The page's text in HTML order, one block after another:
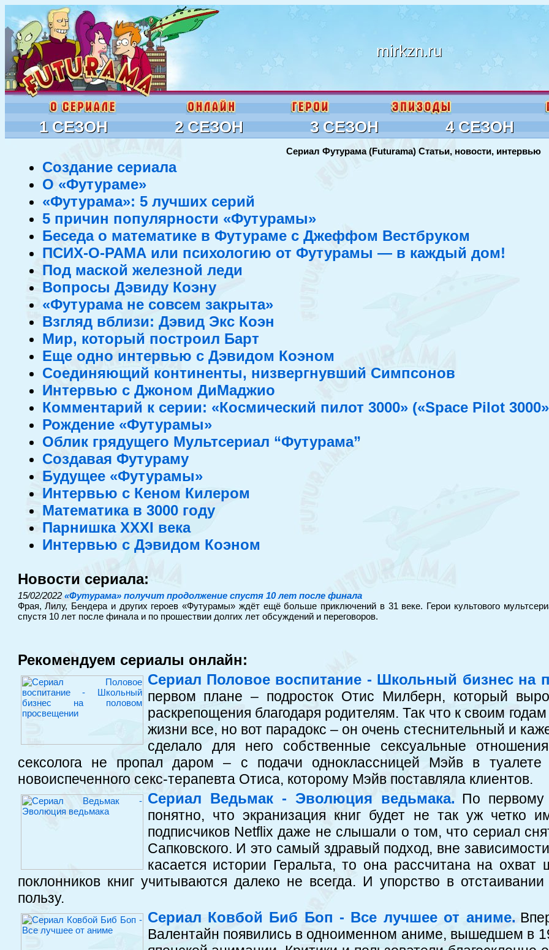
mirkzn.ru
1 СЕЗОН 2 СЕЗОН 3 СЕЗОН 4 СЕЗОН
Сериал Футурама (Futurama) Статьи, новости, интервью
Создание сериала
О «Футураме»
«Футурама»: 5 лучших серий
5 причин популярности «Футурамы»
Беседа о математике в Футураме с Джеффом Вестбруком
ПСИХ-О-РАМА или психологию от Футурамы — в каждый дом!
Под маской железной леди
Вопросы Дэвиду Коэну
«Футурама не совсем закрыта»
Взгляд вблизи: Дэвид Экс Коэн
Мир, который построил Барт
Еще одно интервью с Дэвидом Коэном
Соединяющий континенты, низвергнувший Симпсонов
Интервью с Джоном ДиМаджио
Комментарий к серии: «Космический пилот 3000» («Space Pilot
Рождение «Футурамы»
Облик грядущего Мультсериал “Футурама”
Создавая Футураму
Будущее «Футурамы»
Интервью с Кеном Килером
Математика в 3000 году
Парнишка XXXI века
Интервью с Дэвидом Коэном
Новости сериала:
15/02/2022 «Футурама» получит продолжение спустя 10 лет после финала
Фрая, Лилу, Бендера и других героев «Футурамы» ждёт ещё больше приключений в 31 веке. Герои культового
спустя 10 лет после финала и по прошествии долгих лет обсуждений и переговоров.
Рекомендуем сериалы онлайн:
Сериал Половое воспитание - Школьный бизнес на
первом плане – подросток Отис Милберн, который
раскрепощения благодаря родителям. Так что к своим
жизни все, но вот парадокс – он очень стеснительный и
сделало для него собственные сексуальные
сексолога не пропал даром – с подачи одноклассницей Мэйв в
новоиспеченного секс-терапевта Отиса, которому Мэйв поставляла клиентов.
Сериал Ведьмак - Эволюция ведьмака. По первому
понятно, что экранизация книг будет не так уж
подписчиков Netflix даже не слышали о том, что сериал
Сапковского. И это самый здравый подход, вне
касается истории Геральта, то она рассчитана на
поклонников книг учитываются далеко не всегда. И упорство в
пользу.
Сериал Ковбой Биб Боп - Все лучшее от аниме.
Валентайн появились в одноименном аниме, вышедшем в